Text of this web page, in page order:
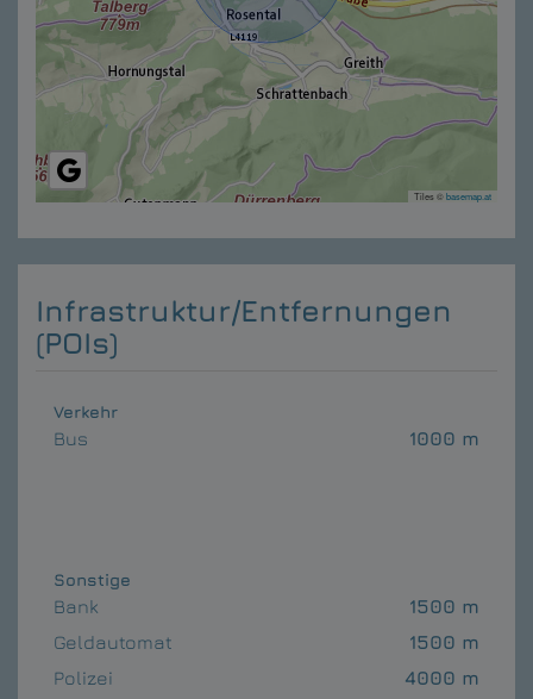
Tiles ©basemap.at
Infrastruktur/Entfernungen
(POIs)
Verkehr
Bus 1000 m
Sonstige
Bank
1500 m
Geldautomat
1500 m
Polizei
4000 m